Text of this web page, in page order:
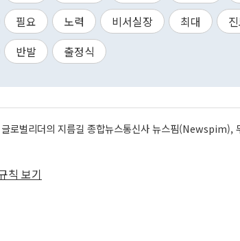
필요 노력 비서실장 최대
반발 출정식
로벌리더의 지름길 종합뉴스통신사 뉴스핌(Newspim),
칙 보기